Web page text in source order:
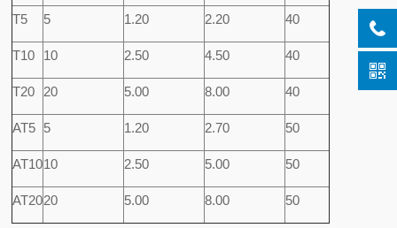
T5 5 1.20 2.20 40
T10 10 2.50 4.50 40
T20 20 5.00 8.00 40
AT5 5 1.20 2.70 50
AT1010 2.50 5.00 50
AT2020 5.00 8.00 50